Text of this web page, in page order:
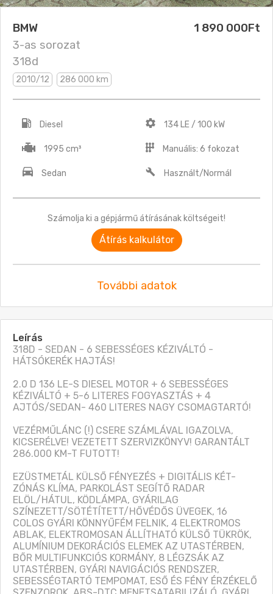
BMW
3-as sorozat
318d
1 890 000Ft
2010/12 286 000 km
Diesel 134 LE / 100 kW
1995 cm³ Manuális: 6 fokozat
Sedan Használt/Normál
Számolja ki a gépjármű átírásának költségeit!
Átírás kalkulátor
További adatok
Leírás
318D - SEDAN - 6 SEBESSÉGES KÉZIVÁLTÓ -
HÁTSÓKERÉK HAJTÁS!
2.0 D 136 LE-S DIESEL MOTOR + 6 SEBESSÉGES
KÉZIVÁLTÓ + 5-6 LITERES FOGYASZTÁS + 4
AJTÓS/SEDAN- 460 LITERES NAGY CSOMAGTARTÓ!
VEZÉRMŰLÁNC (!) CSERE SZÁMLÁVAL IGAZOLVA,
KICSERÉLVE! VEZETETT SZERVIZKÖNYV! GARANTÁLT
286.000 KM-T FUTOTT!
EZÜSTMETÁL KÜLSŐ FÉNYEZÉS + DIGITÁLIS KÉT-
ZÓNÁS KLÍMA, PARKOLÁST SEGÍTŐ RADAR
ELÖL/HÁTUL, KÖDLÁMPA, GYÁRILAG
SZÍNEZETT/SÖTÉTÍTETT/HŐVÉDŐS ÜVEGEK, 16
COLOS GYÁRI KÖNNYŰFÉM FELNIK, 4 ELEKTROMOS
ABLAK, ELEKTROMOSAN ÁLLÍTHATÓ KÜLSŐ TÜKRÖK,
ALUMÍNIUM DEKORÁCIÓS ELEMEK AZ UTASTÉRBEN,
BŐR MULTIFUNKCIÓS KORMÁNY, 8 LÉGZSÁK AZ
UTASTÉRBEN, GYÁRI NAVIGÁCIÓS RENDSZER,
SEBESSÉGTARTÓ TEMPOMAT, ESŐ ÉS FÉNY ÉRZÉKELŐ